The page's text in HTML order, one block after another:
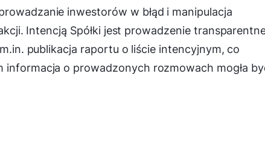
inwestorów w błąd i manipulacja
Intencją Spółki jest prowadzenie
publikacja raportu o liście intencyjnym, co
informacja o prowadzonych rozmowach mogła